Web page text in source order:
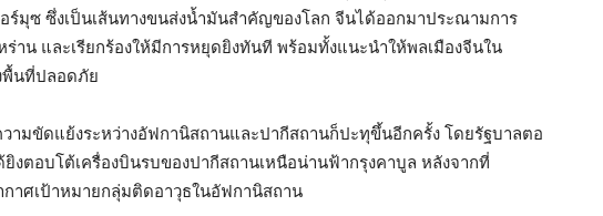
ร์มุซ ซึ่งเป็นเส้นทางขนส่งน้ำมันสำคัญของโลก จีนได้ออกมาประณามการ
าน และเรียกร้องให้มีการหยุดยิงทันที พร้อมทั้งแนะนำให้พลเมืองจีนใน
พื้นที่ปลอดภัย
ามขัดแย้งระหว่างอัฟกานิสถานและปากีสถานก็ปะทุขึ้นอีกครั้ง โดยรัฐบาลตอ
งตอบโต้เครื่องบินรบของปากีสถานเหนือน่านฟ้ากรุงคาบูล หลังจากที่
าศเป้าหมายกลุ่มติดอาวุธในอัฟกานิสถาน